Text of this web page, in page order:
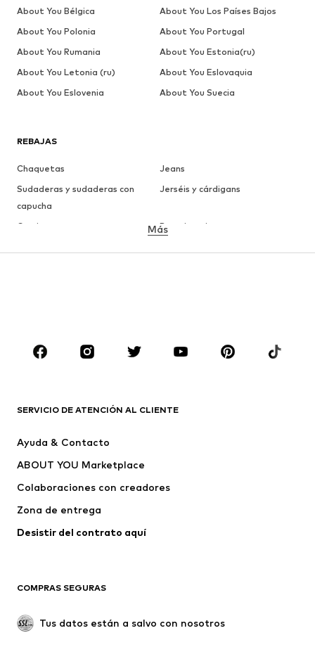
REBAJAS
Chaquetas
Jeans
Sudaderas y sudaderas con
capucha
Jerséis y cárdigans
Camisetas
Ropa interior
ROPA
Camisetas
Jeans
Pantalones
Ropa interior
Jerséis y cárdigans
Trajes y chaquetas
Nuevo
Tendencia
Más
SERVICIO DE ATENCIÓN AL CLIENTE
Ayuda & Contacto
ABOUT YOU Marketplace
Colaboraciones con creadores
Zona de entrega
Desistir del contrato aquí
COMPRAS SEGURAS
Tus datos están a salvo con nosotros
About You Bélgica
About You Los Países Bajos
About You Polonia
About You Portugal
About You Rumania
About You Estonia(ru)
About You Letonia (ru)
About You Eslovaquia
About You Eslovenia
About You Suecia